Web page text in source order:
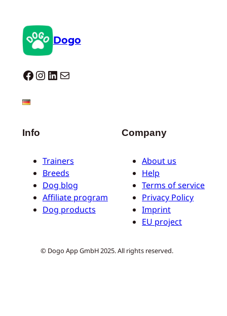
Dogo
Dogo facebook InstagramLinkedIn Correo electrónico
Info
Trainers
Breeds
Dog blog
Affiliate program
Dog products
Company
About us
Help
Terms of service
Privacy Policy
Imprint
EU project
© Dogo App GmbH 2025. All rights reserved.